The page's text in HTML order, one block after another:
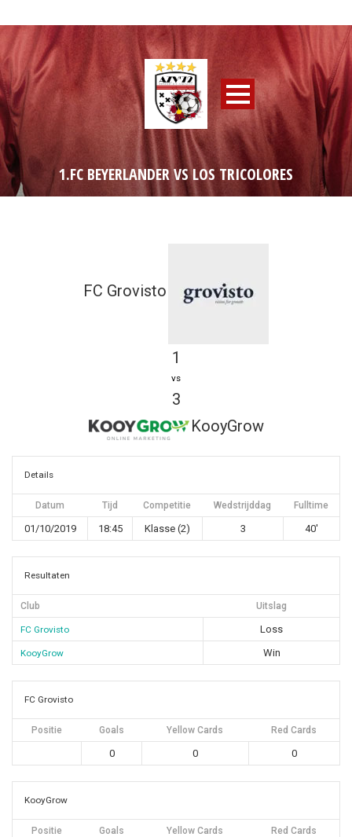
1.FC BEYERLANDER VS LOS TRICOLORES
FC Grovisto
1
vs
3
KooyGrow
Details
Datum Tijd Competitie Wedstrijddag Fulltime
01/10/2019 18:45 Klasse (2) 3 40'
Resultaten
Club Uitslag
FC Grovisto Loss
KooyGrow Win
FC Grovisto
Positie Goals Yellow Cards Red Cards
0 0 0
KooyGrow
Positie Goals Yellow Cards Red Cards